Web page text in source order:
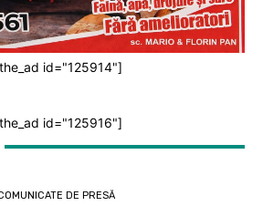
id="125914"]
id="125916"]
DE PRESĂ